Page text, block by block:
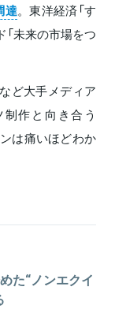
達。東洋経済「す
未来の市場をつ
ど大手メディア
作と向き合う
は痛いほどわか
た“ノンエクイ